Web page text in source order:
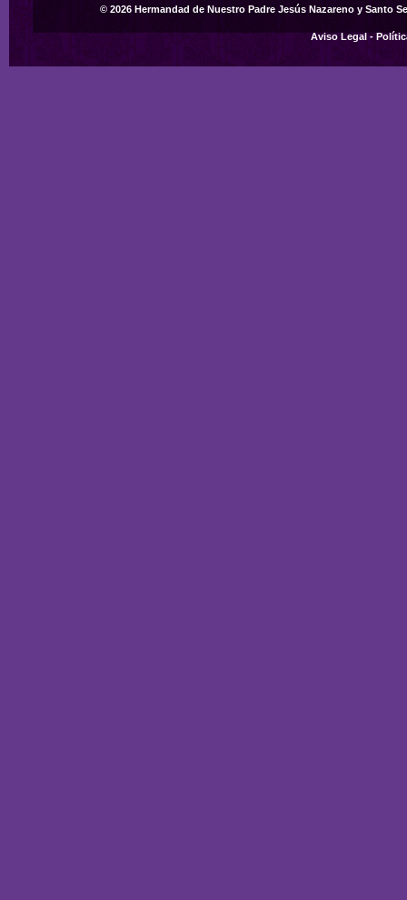
© 2026 Hermandad de Nuestro Padre Jesús Nazareno y Santo
Aviso Legal-